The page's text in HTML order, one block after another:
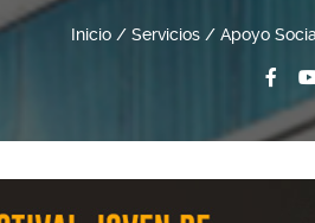
Inicio Servicios Apoyo